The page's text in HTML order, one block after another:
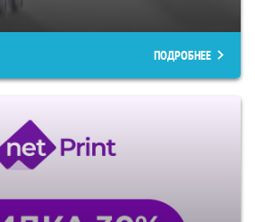
ПОДРОБНЕЕ